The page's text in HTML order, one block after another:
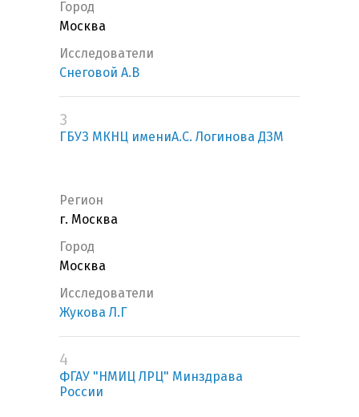
Город
Москва
Исследователи
Снеговой А.В
3
ГБУЗ МКНЦ имениА.С. Логинова ДЗМ
Регион
г. Москва
Город
Москва
Исследователи
Жукова Л.Г
4
ФГАУ "НМИЦ ЛРЦ" Минздрава
России